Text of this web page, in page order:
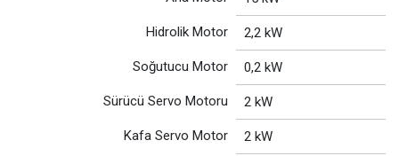
Hidrolik Motor 2,2 kW
Soğutucu Motor 0,2 kW
Sürücü Servo Motoru 2 kW
Kafa Servo Motor 2 kW